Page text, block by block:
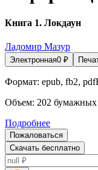
Книга 1. Локдаун
Ладомир Мазур
Электронная0 ₽
Формат: epub, fb2,
Объем: 202 бумажных
Подробнее
Пожаловаться
Скачать бесплатно